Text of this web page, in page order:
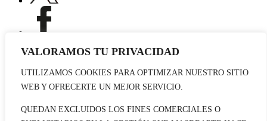
VALORAMOS TU PRIVACIDAD
UTILIZAMOS COOKIES PARA OPTIMIZAR NUESTRO SITIO
WEB Y OFRECERTE UN MEJOR SERVICIO.
QUEDAN EXCLUIDOS LOS FINES COMERCIALES O
Publicidad
Contacto